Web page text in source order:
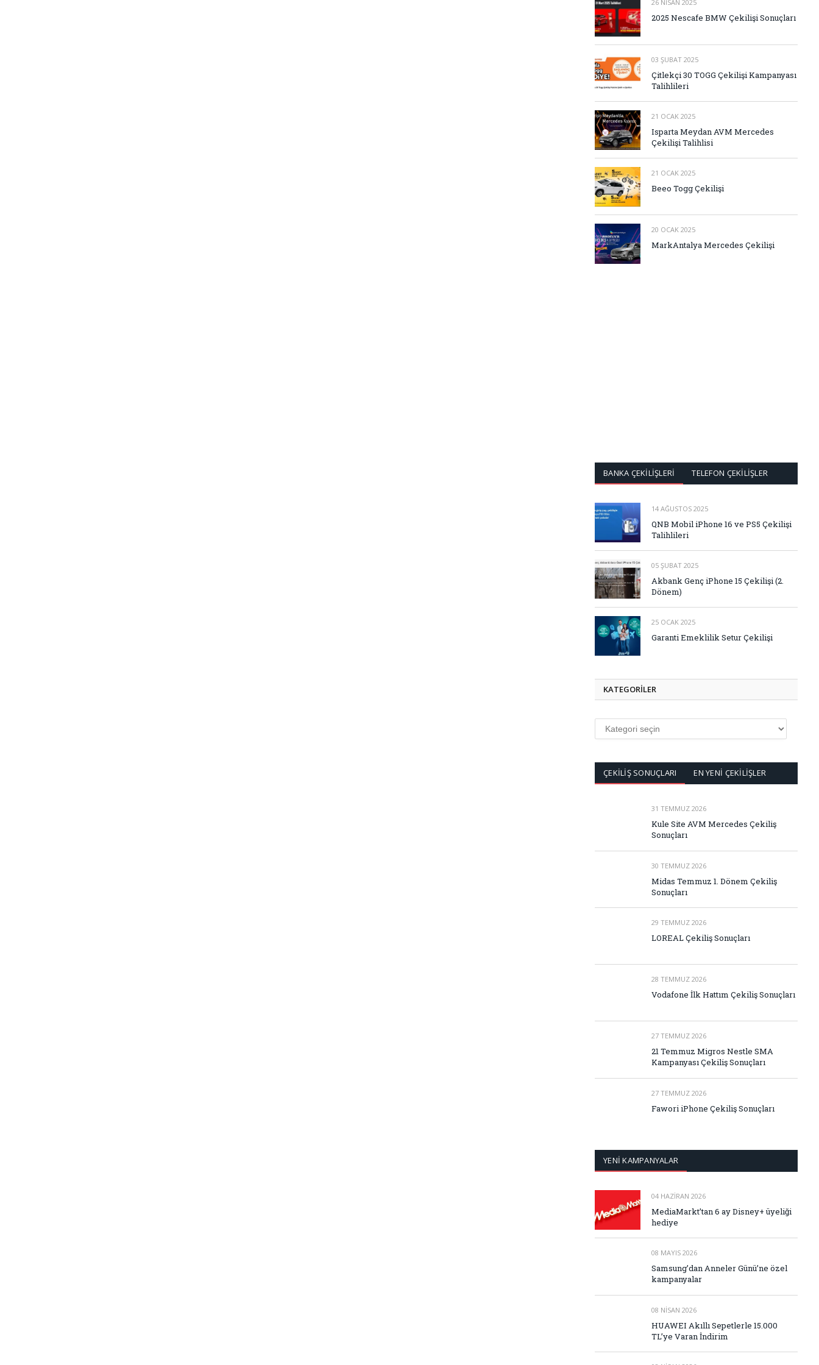
26 NISAN 2025
2025 Nescafe BMW Çekilişi Sonuçları
03 ŞUBAT 2025
Çitlekçi 30 TOGG Çekilişi Kampanyası
Talihlileri
21 OCAK 2025
Isparta Meydan AVM Mercedes
Çekilişi Talihlisi
21 OCAK 2025
Beeo Togg Çekilişi
20 OCAK 2025
MarkAntalya Mercedes Çekilişi
BANKA ÇEKİLİŞLERİ TELEFON ÇEKİLİŞLER
14 AĞUSTOS 2025
QNB Mobil iPhone 16 ve PS5 Çekilişi
Talihlileri
05 ŞUBAT 2025
Akbank Genç iPhone 15 Çekilişi (2.
Dönem)
25 OCAK 2025
Garanti Emeklilik Setur Çekilişi
KATEGORİLER
KATEGORİLER
ÇEKİLİŞ SONUÇLARI EN YENİ ÇEKİLİŞLER
31 TEMMUZ 2026
Kule Site AVM Mercedes Çekiliş
Sonuçları
30 TEMMUZ 2026
Midas Temmuz 1. Dönem Çekiliş
Sonuçları
29 TEMMUZ 2026
LOREAL Çekiliş Sonuçları
28 TEMMUZ 2026
Vodafone İlk Hattım Çekiliş Sonuçları
27 TEMMUZ 2026
21 Temmuz Migros Nestle SMA
Kampanyası Çekiliş Sonuçları
27 TEMMUZ 2026
Fawori iPhone Çekiliş Sonuçları
YENİ KAMPANYALAR
04 HAZIRAN 2026
MediaMarkt’tan 6 ay Disney+ üyeliği
hediye
08 MAYIS 2026
Samsung’dan Anneler Günü’ne özel
kampanyalar
08 NISAN 2026
HUAWEI Akıllı Sepetlerle 15.000
TL’ye Varan İndirim